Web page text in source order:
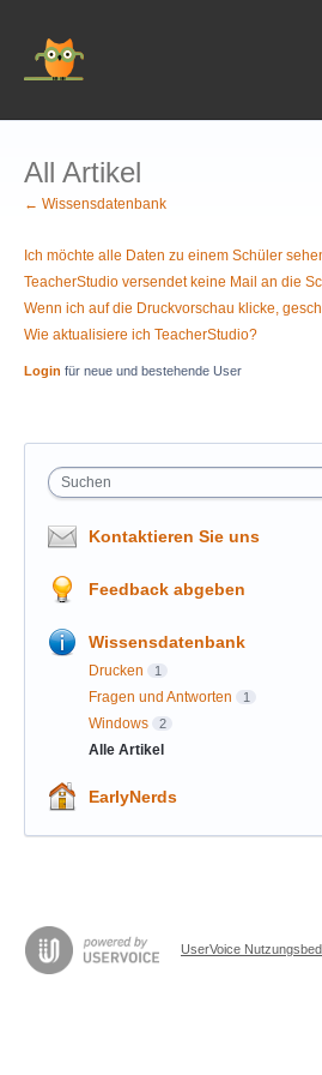
All Artikel
← Wissensdatenbank
Ich möchte alle Daten zu einem Schüler
TeacherStudio versendet keine Mail an die
Wenn ich auf die Druckvorschau klicke,
Wie aktualisiere ich TeacherStudio?
Login für neue und bestehende User
Suchen
Kontaktieren Sie uns
Feedback abgeben
Wissensdatenbank
Drucken 1
Fragen und Antworten 1
Windows 2
Alle Artikel
EarlyNerds
UserVoice